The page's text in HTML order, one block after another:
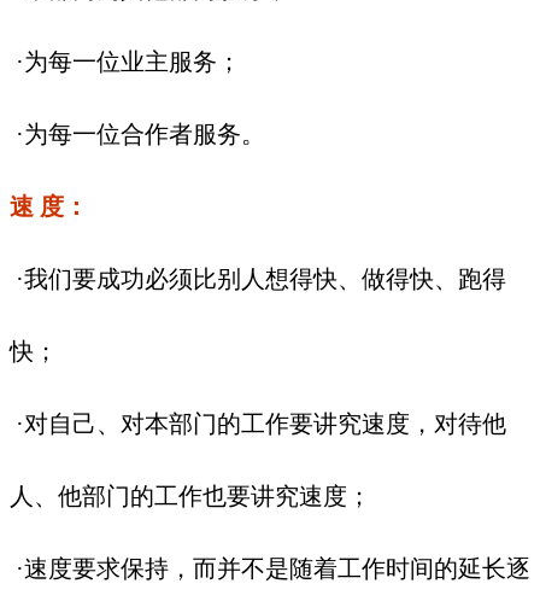
·为每一位业主服务；
·为每一位合作者服务。
速 度：
·我们要成功必须比别人想得快、做得快、跑得
快；
·对自己、对本部门的工作要讲究速度，对待他
人、他部门的工作也要讲究速度；
·速度要求保持，而并不是随着工作时间的延长逐